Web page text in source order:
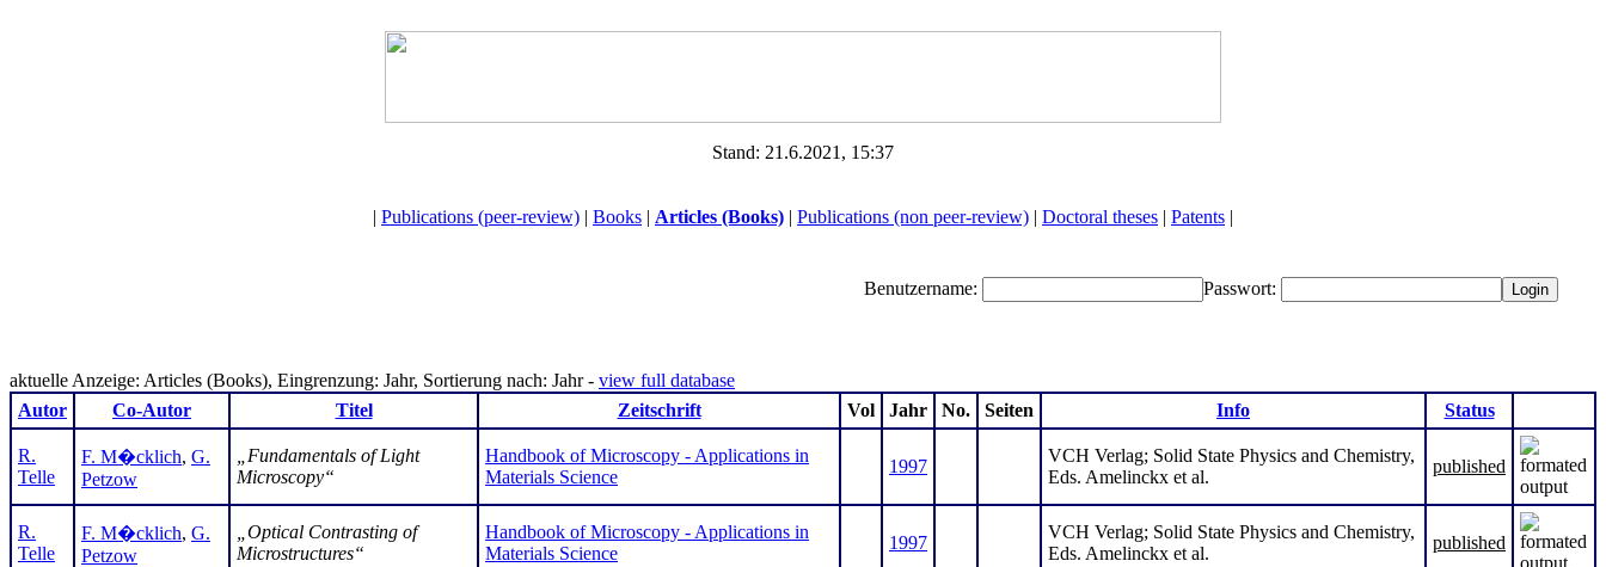
Stand: 21.6.2021, 15:37
| Publications (peer-review) | Books | Articles (Books) | Publications (non peer-review) | Doctoral theses | Patents |
Benutzername: Passwort:
aktuelle Anzeige: Articles (Books), Eingrenzung: Jahr, Sortierung nach: Jahr - view full database
Autor
Co-Autor Titel Zeitschrift Vol Jahr No. Seiten Info Status
R.
Telle
F. M�cklich, G.
Petzow
„Fundamentals of Light
Microscopy“
Handbook of Microscopy - Applications in
Materials Science
1997
VCH Verlag; Solid State Physics and Chemistry,
Eds. Amelinckx et al.
published
R.
Telle
F. M�cklich, G.
Petzow
„Optical Contrasting of
Microstructures“
Handbook of Microscopy - Applications in
Materials Science
1997
VCH Verlag; Solid State Physics and Chemistry,
Eds. Amelinckx et al.
published